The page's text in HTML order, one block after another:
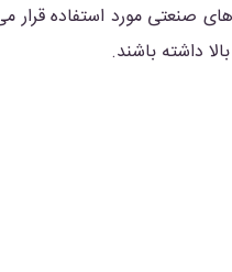
مورد استفاده قرار
داشته باشند.